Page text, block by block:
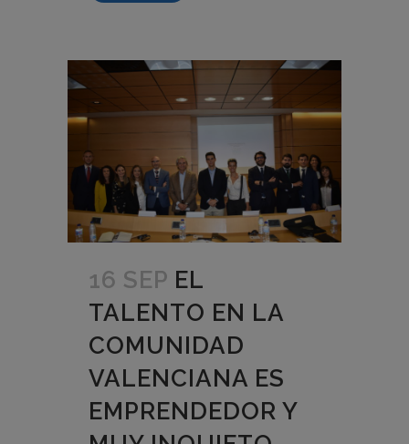
16 SEP EL
TALENTO EN LA
COMUNIDAD
VALENCIANA ES
EMPRENDEDOR Y